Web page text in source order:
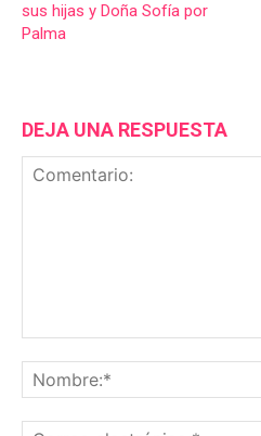
sus hijas y Doña Sofía por
Palma
DEJA UNA RESPUESTA